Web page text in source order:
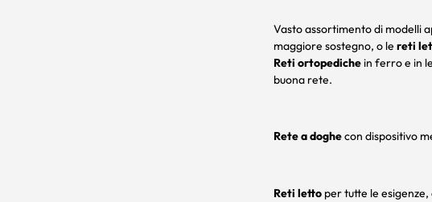
Vasto assortimento di modelli
maggiore sostegno, o le reti
Reti ortopedichein ferro e in
buona rete.
Rete a doghecon dispositivo
Reti letto per tutte le